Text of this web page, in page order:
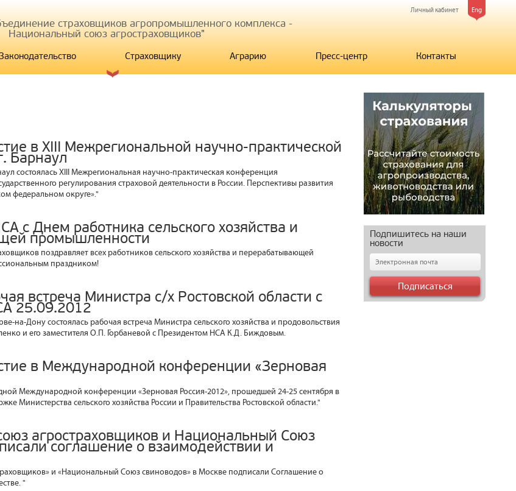
Eng
Личный кабинет
страховщиков агропромышленного комплекса -
Национальный союз агростраховщиков"
Страховщику Аграрию Пресс-центр Контакты
в XIII Межрегиональной научно-практической
Барнаул
состоялась XIII Межрегиональная научно-практическая конференция
регулирования страховой деятельности в России. Перспективы развития
федеральном округе»."
с Днем работника сельского хозяйства и
промышленности
поздравляет всех работников сельского хозяйства и перерабатывающей
праздником!
встреча Министра с/х Ростовской области с
25.09.2012
на-Дону состоялась рабочая встреча Министра сельского хозяйства и продовольствия
и его заместителя О.П. Горбаневой с Президентом НСА К.Д. Биждовым.
в Международной конференции «Зерновая
Международной конференции «Зерновая Россия-2012», прошедшей 24-25 сентября в
Министерства сельского хозяйства России и Правительства Ростовской области."
агростраховщиков и Национальный Союз
соглашение о взаимодействии и
и «Национальный Союз свиноводов» в Москве подписали Соглашение о
"
Подпишитесь на наши
новости